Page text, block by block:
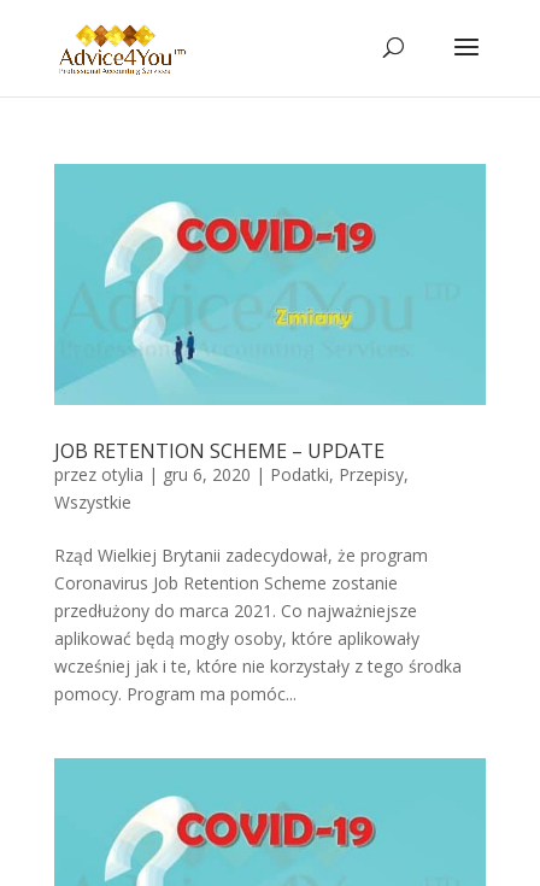
JOB RETENTION SCHEME – UPDATE
przez otylia | gru 6, 2020 | Podatki, Przepisy,
Wszystkie
Rząd Wielkiej Brytanii zadecydował, że program
Coronavirus Job Retention Scheme zostanie
przedłużony do marca 2021. Co najważniejsze
aplikować będą mogły osoby, które aplikowały
wcześniej jak i te, które nie korzystały z tego środka
pomocy. Program ma pomóc...